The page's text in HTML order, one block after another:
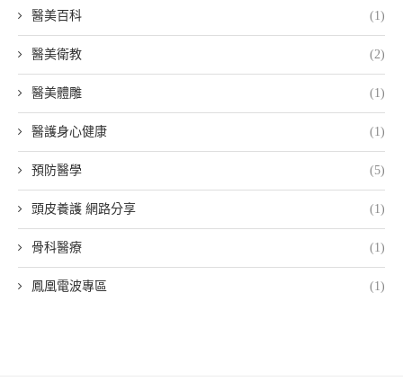
醫美百科 (1)
醫美衛教 (2)
醫美體雕 (1)
醫護身心健康 (1)
預防醫學 (5)
頭皮養護 網路分享 (1)
骨科醫療 (1)
鳳凰電波專區 (1)